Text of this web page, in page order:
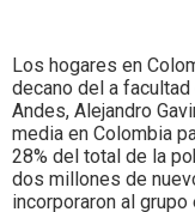
Los hogares en
decano del a
Andes, Alejandro
media en Colombia
28% del total de la
dos millones de
incorporaron al